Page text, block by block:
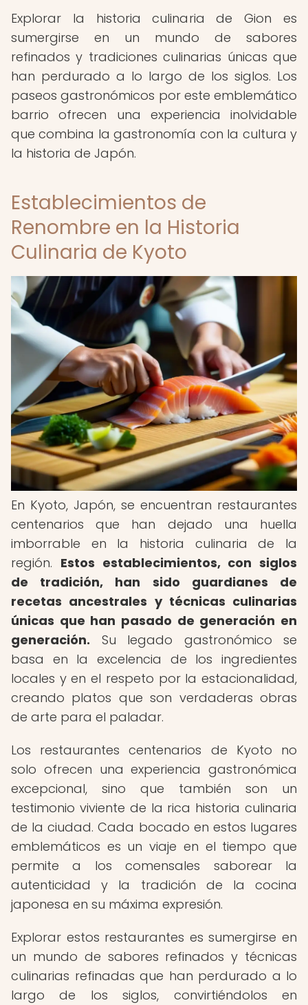
Explorar la historia culinaria de Gion es
sumergirse en un mundo de sabores
refinados y tradiciones culinarias únicas que
han perdurado a lo largo de los siglos. Los
paseos gastronómicos por este emblemático
barrio ofrecen una experiencia inolvidable
que combina la gastronomía con la cultura y
la historia de Japón.
Establecimientos de
Renombre en la Historia
Culinaria de Kyoto
En Kyoto, Japón, se encuentran restaurantes
centenarios que han dejado una huella
imborrable en la historia culinaria de la
región. Estos establecimientos, con siglos
de tradición, han sido guardianes de
recetas ancestrales y técnicas culinarias
únicas que han pasado de generación en
generación. Su legado gastronómico se
basa en la excelencia de los ingredientes
locales y en el respeto por la estacionalidad,
creando platos que son verdaderas obras
de arte para el paladar.
Los restaurantes centenarios de Kyoto no
solo ofrecen una experiencia gastronómica
excepcional, sino que también son un
testimonio viviente de la rica historia culinaria
de la ciudad. Cada bocado en estos lugares
emblemáticos es un viaje en el tiempo que
permite a los comensales saborear la
autenticidad y la tradición de la cocina
japonesa en su máxima expresión.
Explorar estos restaurantes es sumergirse en
un mundo de sabores refinados y técnicas
culinarias refinadas que han perdurado a lo
largo de los siglos, convirtiéndolos en